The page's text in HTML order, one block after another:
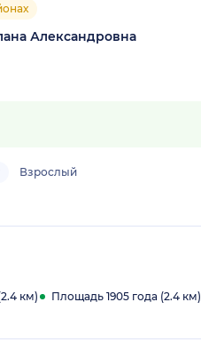
Александровна
Взрослый
км) Площадь 1905 года (2.4 км)